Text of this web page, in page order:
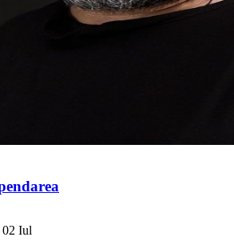
02 Iul